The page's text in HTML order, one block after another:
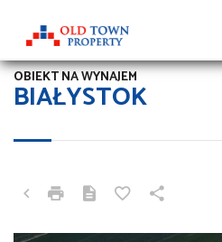
BIAŁYSTOK
OBIEKT NA WYNAJEM